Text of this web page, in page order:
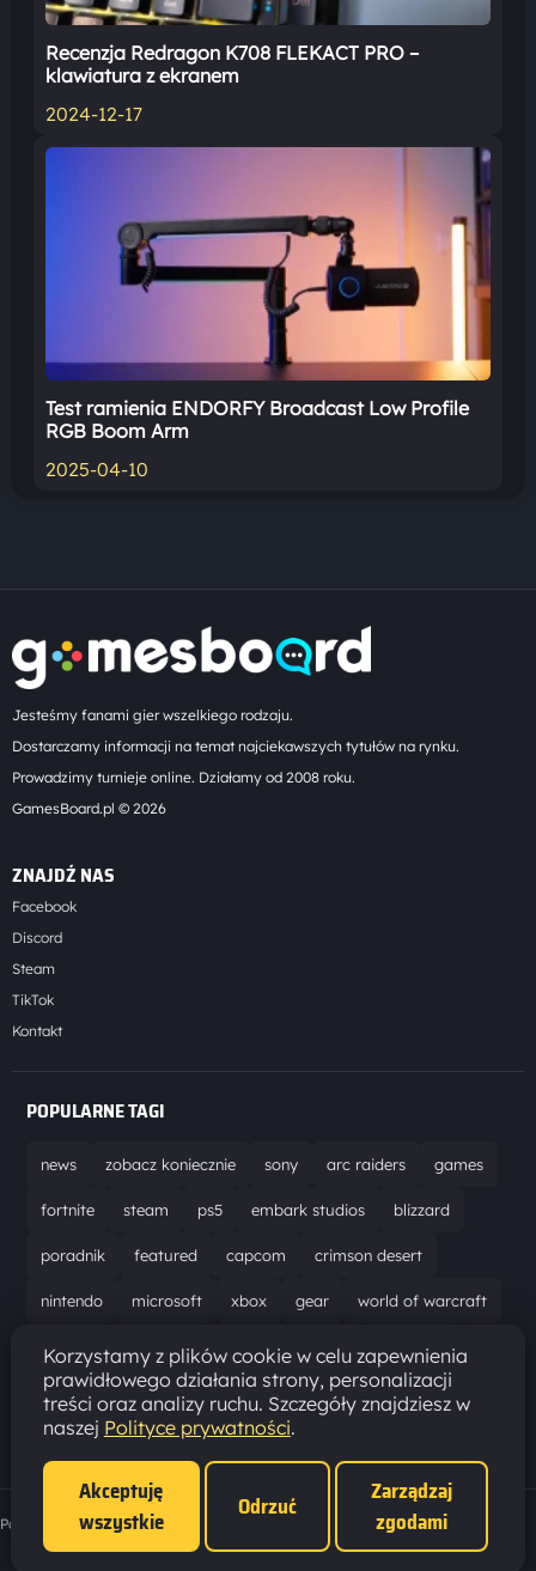
Recenzja Redragon K708 FLEKACT PRO –
klawiatura z ekranem
2024-12-17
Test ramienia ENDORFY Broadcast Low Profile
RGB Boom Arm
2025-04-10
Jesteśmy fanami gier wszelkiego rodzaju.
Dostarczamy informacji na temat najciekawszych tytułów na rynku.
Prowadzimy turnieje online. Działamy od 2008 roku.
GamesBoard.pl © 2026
ZNAJDŹ NAS
Facebook
Discord
Steam
TikTok
Kontakt
POPULARNE TAGI
news zobacz koniecznie sony arc raiders games
fortnite steam ps5 embark studios blizzard
poradnik featured capcom crimson desert
nintendo microsoft xbox gear world of warcraft
solucja marathon ubisoft bungie recenzja
resident evil requiem gaming aktualizacja pc
epic games hytale
Polityka prywatności ·
Korzystamy z plików cookie w celu zapewnienia
prawidłowego działania strony, personalizacji
treści oraz analizy ruchu. Szczegóły znajdziesz w
naszej Polityce prywatności.
Akceptuję
wszystkie
Odrzuć
Zarządzaj
zgodami